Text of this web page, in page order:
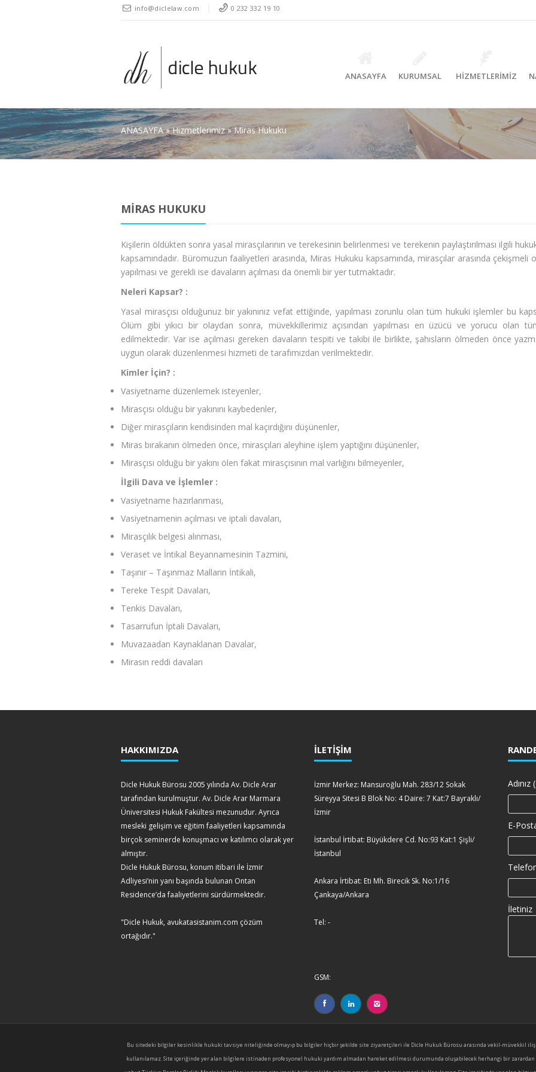
info@diclelaw.com 0 232 332 19 10
ANASAYFA KURUMSAL HİZMETLERİMİZ
ANASAYFA »Hizmetlerimiz»Miras Hukuku
MIRAS HUKUKU
Kişilerin öldükten sonra yasal mirasçılarının ve terekesinin belirlenmesi ve terekenin paylaştırılması ilgili
kapsamındadır. Büromuzun faaliyetleri arasında, Miras Hukuku kapsamında, mirasçılar arasında
yapılması ve gerekli ise davaların açılması da önemli bir yer tutmaktadır.
Neleri Kapsar? :
Yasal mirasçısı olduğunuz bir yakınınız vefat ettiğinde, yapılması zorunlu olan tüm hukuki işlemler bu
Ölüm gibi yıkıcı bir olaydan sonra, müvekkillerimiz açısından yapılması en üzücü ve yorucu olan
edilmektedir. Var ise açılması gereken davaların tespiti ve takibi ile birlikte, şahısların ölmeden önce
uygun olarak düzenlenmesi hizmeti de tarafımızdan verilmektedir.
Kimler İçin? :
Vasiyetname düzenlemek isteyenler,
Mirasçısı olduğu bir yakınını kaybedenler,
Diğer mirasçıların kendisinden mal kaçırdığını düşünenler,
Miras bırakanın ölmeden önce, mirasçıları aleyhine işlem yaptığını düşünenler,
Mirasçısı olduğu bir yakını ölen fakat mirasçısının mal varlığını bilmeyenler,
İlgili Dava ve İşlemler :
Vasiyetname hazırlanması,
Vasiyetnamenin açılması ve iptali davaları,
Mirasçılık belgesi alınması,
Veraset ve İntikal Beyannamesinin Tazmini,
Taşınır – Taşınmaz Malların İntikali,
Tereke Tespit Davaları,
Tenkis Davaları,
Tasarrufun İptali Davaları,
Muvazaadan Kaynaklanan Davalar,
Mirasın reddi davaları
HAKKIMIZDA
Dicle Hukuk Bürosu 2005 yılında Av. Dicle Arar
tarafından kurulmuştur. Av. Dicle Arar Marmara
Üniversitesi Hukuk Fakültesi mezunudur. Ayrıca
mesleki gelişim ve eğitim faaliyetleri kapsamında
birçok seminerde konuşmacı ve katılımcı olarak yer
almıştır.
Dicle Hukuk Bürosu, konum itibari ile İzmir
Adliyesi’nin yanı başında bulunan Ontan
Residence’da faaliyetlerini sürdürmektedir.
"Dicle Hukuk, avukatasistanim.com çözüm
ortağıdır."
İLETİŞİM
İzmir Merkez: Mansuroğlu Mah. 283/12 Sokak
Süreyya Sitesi B Blok No: 4 Daire: 7 Kat:7 Bayraklı/
İzmir
İstanbul İrtibat: Büyükdere Cd. No:93 Kat:1 Şişli/
İstanbul
Ankara İrtibat: Eti Mh. Birecik Sk. No:1/16
Çankaya/Ankara
Tel: -
GSM:
Adınız
E-
İletiniz
Bu sitedeki bilgiler kesinlikle hukuki tavsiye niteliğinde olmayıp bu bilgiler hiçbir şekilde site ziyaretçileri ile Dicle Hukuk Bürosu arasında vekil-müvekkil
kullanılamaz. Site içeriğinde yer alan bilgilere istinaden profesyonel hukuki yardım almadan hareket edilmesi durumunda oluşabilecek herhangi bir zarardan